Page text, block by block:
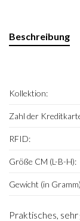
Beschreibung
Kollektion:
Zahl der
RFID:
Größe CM (L-B-H):
Gewicht (in
Praktisches,